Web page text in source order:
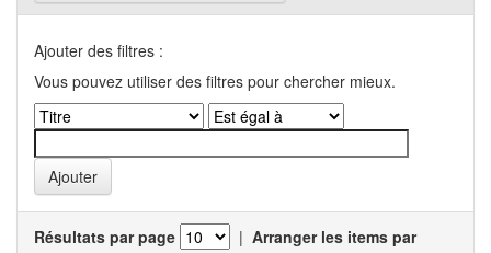
Ajouter des filtres :
Vous pouvez utiliser des filtres pour chercher mieux.
Résultats par page | Arranger les items par